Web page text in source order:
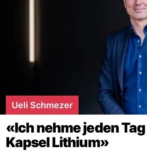
Ueli Schmezer
«Ich nehme jeden
Kapsel Lithium»